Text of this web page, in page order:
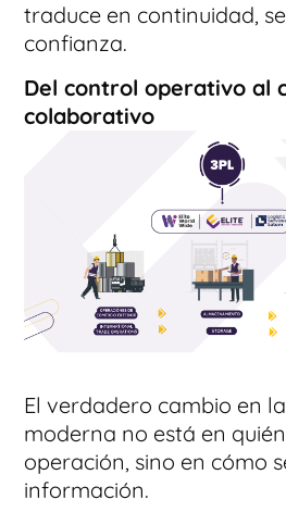
traduce en continuidad,
confianza.
Del control operativo al
colaborativo
El verdadero cambio en
moderna no está en
operación, sino en cómo
información.